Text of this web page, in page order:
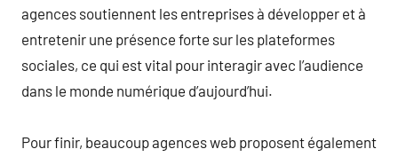
agences soutiennent les entreprises à développer et à
entretenir une présence forte sur les plateformes
sociales, ce qui est vital pour interagir avec l’audience
dans le monde numérique d’aujourd’hui.
Pour finir, beaucoup agences web proposent également